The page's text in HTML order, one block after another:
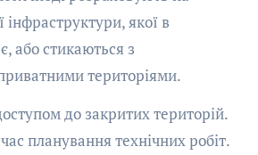
інфраструктури, якої в
або стикаються з
територіями.
до закритих територій.
планування технічних робіт.